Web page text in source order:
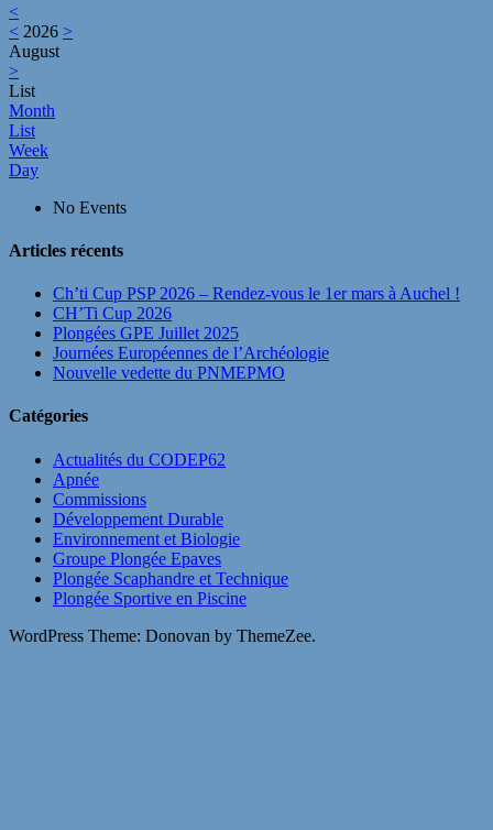
<
< 2026 >
August
>
List
Month
List
Week
Day
No Events
Articles récents
Ch’ti Cup PSP 2026 – Rendez‑vous le 1er mars à Auchel !
CH’Ti Cup 2026
Plongées GPE Juillet 2025
Journées Européennes de l’Archéologie
Nouvelle vedette du PNMEPMO
Catégories
Actualités du CODEP62
Apnée
Commissions
Développement Durable
Environnement et Biologie
Groupe Plongée Epaves
Plongée Scaphandre et Technique
Plongée Sportive en Piscine
WordPress Theme: Donovan by ThemeZee.